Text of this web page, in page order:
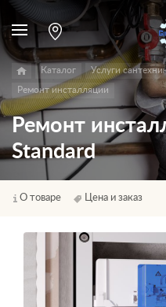
Каталог Услуги
Ремонт инсталляции
Ремонт
Standard
О товаре Цена и заказ